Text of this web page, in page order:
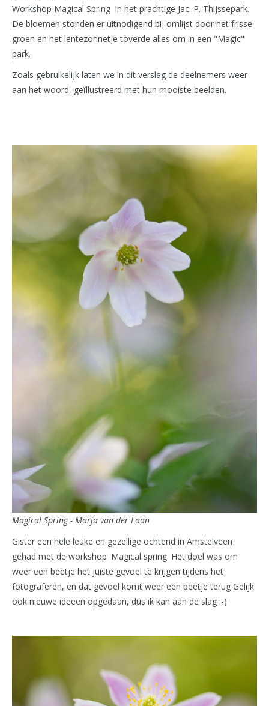
Workshop Magical Spring in het prachtige Jac. P. Thijssepark.
De bloemen stonden er uitnodigend bij omlijst door het frisse
groen en het lentezonnetje toverde alles om in een "Magic"
park.
Zoals gebruikelijk laten we in dit verslag de deelnemers weer
aan het woord, geïllustreerd met hun mooiste beelden.
Magical Spring - Marja van der Laan
Gister een hele leuke en gezellige ochtend in Amstelveen
gehad met de workshop 'Magical spring' Het doel was om
weer een beetje het juiste gevoel te krijgen tijdens het
fotograferen, en dat gevoel komt weer een beetje terug Gelijk
ook nieuwe ideeën opgedaan, dus ik kan aan de slag :-)